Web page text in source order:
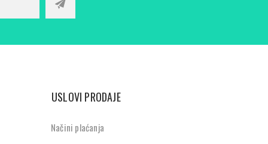
USLOVI PRODAJE
Načini plaćanja